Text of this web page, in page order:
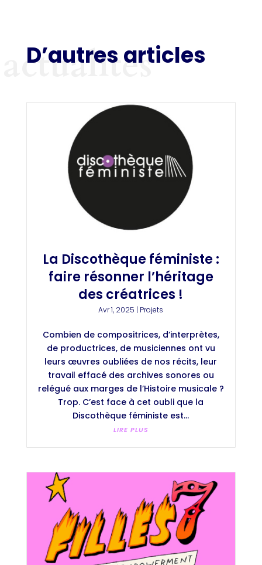
D’autres articles
actualités
La Discothèque féministe :
faire résonner l’héritage
des créatrices !
Avr 1, 2025 | Projets
Combien de compositrices, d’interprètes,
de productrices, de musiciennes ont vu
leurs œuvres oubliées de nos récits, leur
travail effacé des archives sonores ou
relégué aux marges de l’Histoire musicale ?
Trop. C’est face à cet oubli que la
Discothèque féministe est...
LIRE PLUS